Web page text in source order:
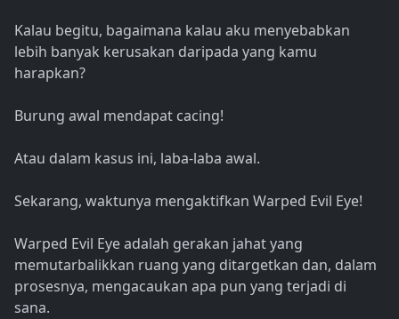
Kalau begitu, bagaimana kalau aku menyebabkan
lebih banyak kerusakan daripada yang kamu
harapkan?
Burung awal mendapat cacing!
Atau dalam kasus ini, laba-laba awal.
Sekarang, waktunya mengaktifkan Warped Evil Eye!
Warped Evil Eye adalah gerakan jahat yang
memutarbalikkan ruang yang ditargetkan dan, dalam
prosesnya, mengacaukan apa pun yang terjadi di
sana.